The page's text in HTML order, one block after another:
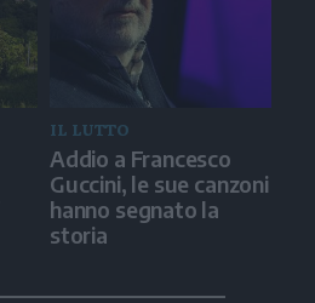
IL LUTTO
Addio a Francesco
Guccini, le sue canzoni
hanno segnato la
storia